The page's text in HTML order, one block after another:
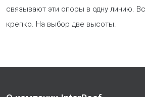
связывают эти опоры в одну линию.
крепко. На выбор две высоты.